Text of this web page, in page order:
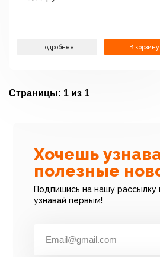
Подробнее В корзину
Страницы: 1 из 1
Хочешь
полезные
Подпишись на нашу рассылку
узнавай первым!